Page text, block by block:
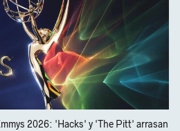
2026: 'Hacks' y 'The Pitt' arrasan